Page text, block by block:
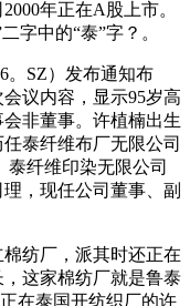
年正在A股上市。
字中的“泰”字？。
SZ）发布通知布
议内容，显示95岁高
非董事。许植楠出生
泰纤维布厂无限公司
纤维印染无限公司
，现任公司董事、副
纺厂，派其时还正在
这家棉纺厂就是鲁泰
在泰国开纺织厂的许